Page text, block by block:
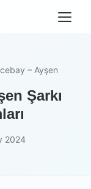
– Ayşen
Şarkı
2024